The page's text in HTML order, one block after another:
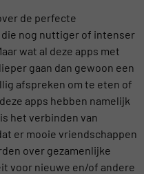
de perfecte
nog nuttiger of intenser
wat al deze apps met
gaan dan gewoon een
afspreken om te eten of
apps hebben namelijk
het verbinden van
er mooie vriendschappen
over gezamenlijke
voor nieuwe en/of andere